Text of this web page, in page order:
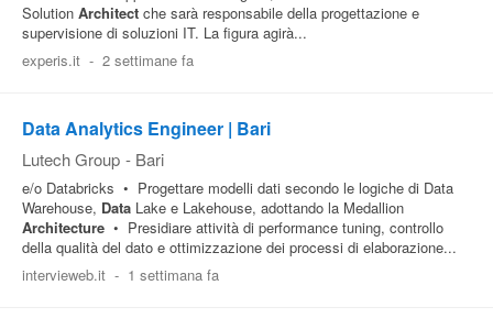
Solution Architect che sarà responsabile della progettazione e
supervisione di soluzioni IT. La figura agirà...
experis.it - 2 settimane fa
Data Analytics Engineer | Bari
Lutech Group - Bari
e/o Databricks • Progettare modelli dati secondo le logiche di Data
Warehouse, Data Lake e Lakehouse, adottando la Medallion
Architecture • Presidiare attività di performance tuning, controllo
della qualità del dato e ottimizzazione dei processi di elaborazione...
intervieweb.it - 1 settimana fa